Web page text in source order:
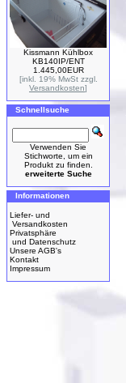
Kissmann Kühlbox
KB140IP/ENT
1.445,00EUR
[inkl. 19% MwSt zzgl.
Versandkosten]
Schnellsuche
Verwenden Sie
Stichworte, um ein
Produkt zu finden.
erweiterte Suche
Informationen
Liefer- und
Versandkosten
Privatsphäre
und Datenschutz
Unsere AGB's
Kontakt
Impressum